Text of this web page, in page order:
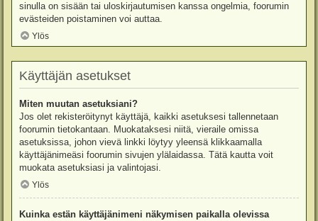
sinulla on sisään tai uloskirjautumisen kanssa ongelmia, foorumin
evästeiden poistaminen voi auttaa.
Ylös
Käyttäjän asetukset
Miten muutan asetuksiani?
Jos olet rekisteröitynyt käyttäjä, kaikki asetuksesi tallennetaan
foorumin tietokantaan. Muokataksesi niitä, vieraile omissa
asetuksissa, johon vievä linkki löytyy yleensä klikkaamalla
käyttäjänimeäsi foorumin sivujen ylälaidassa. Tätä kautta voit
muokata asetuksiasi ja valintojasi.
Ylös
Kuinka estän käyttäjänimeni näkymisen paikalla olevissa